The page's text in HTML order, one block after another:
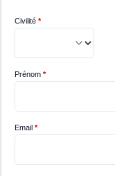
Civilité*
Prénom*
Email*